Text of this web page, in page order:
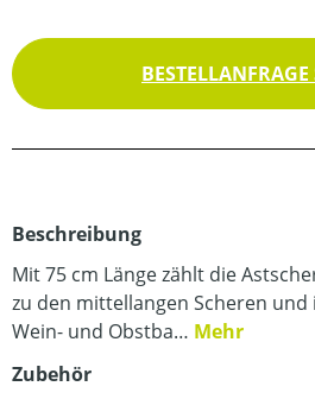
Beschreibung
Mit 75 cm Länge zählt die
zu den mittellangen Scheren und
Wein- und Obstba… Mehr
Zubehör